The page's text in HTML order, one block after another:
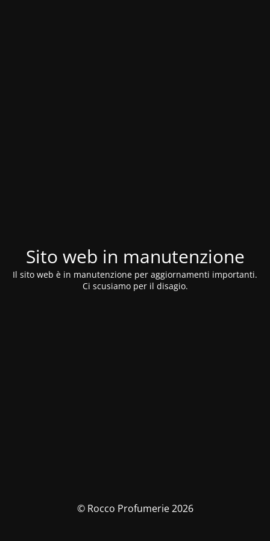
Sito web in manutenzione
Il sito web è in manutenzione per aggiornamenti importanti.
Ci scusiamo per il disagio.
© Rocco Profumerie 2026